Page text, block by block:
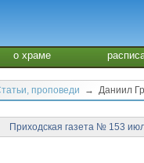
о храме
проповеди → Даниил
Приходская газета № 153